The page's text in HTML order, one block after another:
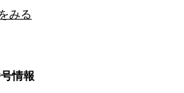
みる
情報